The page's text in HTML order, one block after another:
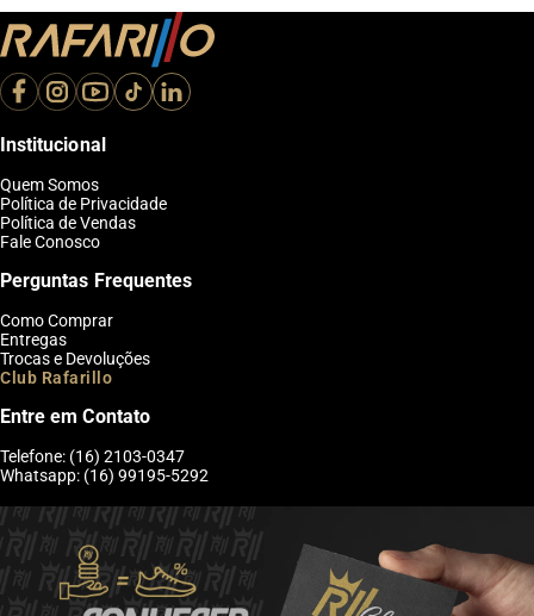
Institucional
Quem Somos
Política de Privacidade
Política de Vendas
Fale Conosco
Perguntas Frequentes
Como Comprar
Entregas
Trocas e Devoluções
Club Rafarillo
Entre em Contato
Telefone: (16) 2103-0347
Whatsapp: (16) 99195-5292